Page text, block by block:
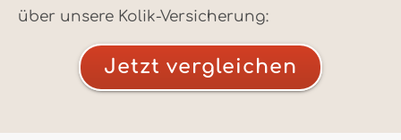
über unsere Kolik-Versicherung:
Jetzt vergleichen